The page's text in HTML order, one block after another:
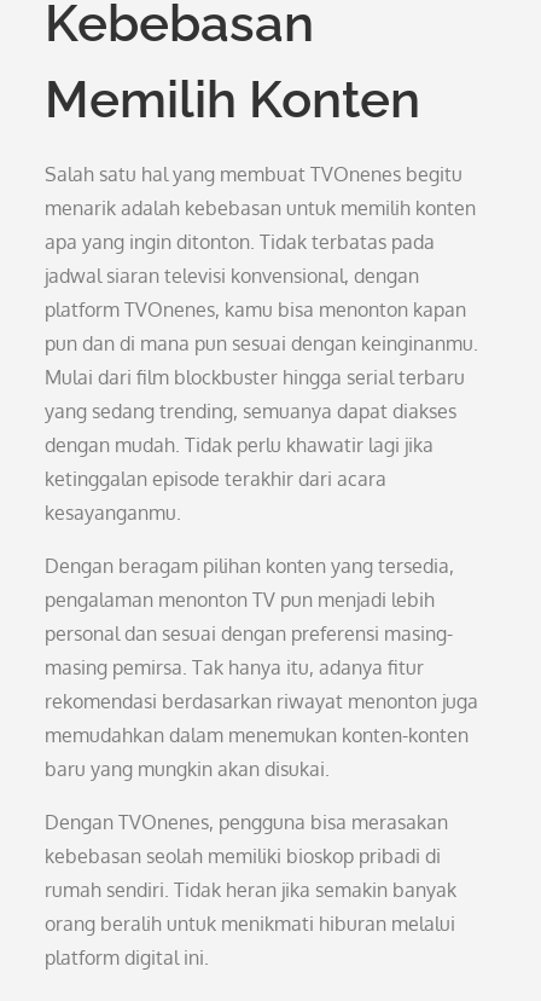
Kebebasan
Memilih Konten
Salah satu hal yang membuat TVOnenes begitu
menarik adalah kebebasan untuk memilih konten
apa yang ingin ditonton. Tidak terbatas pada
jadwal siaran televisi konvensional, dengan
platform TVOnenes, kamu bisa menonton kapan
pun dan di mana pun sesuai dengan keinginanmu.
Mulai dari film blockbuster hingga serial terbaru
yang sedang trending, semuanya dapat diakses
dengan mudah. Tidak perlu khawatir lagi jika
ketinggalan episode terakhir dari acara
kesayanganmu.
Dengan beragam pilihan konten yang tersedia,
pengalaman menonton TV pun menjadi lebih
personal dan sesuai dengan preferensi masing-
masing pemirsa. Tak hanya itu, adanya fitur
rekomendasi berdasarkan riwayat menonton juga
memudahkan dalam menemukan konten-konten
baru yang mungkin akan disukai.
Dengan TVOnenes, pengguna bisa merasakan
kebebasan seolah memiliki bioskop pribadi di
rumah sendiri. Tidak heran jika semakin banyak
orang beralih untuk menikmati hiburan melalui
platform digital ini.